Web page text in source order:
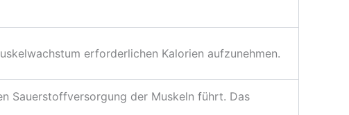
erforderlichen Kalorien aufzunehmen.
Sauerstoffversorgung der Muskeln führt. Das